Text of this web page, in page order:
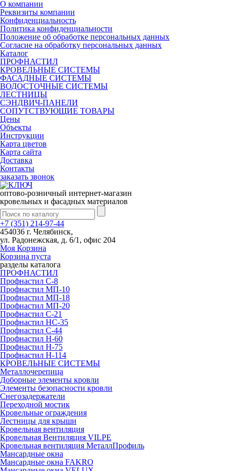
О компании
Реквизиты компании
Конфиденциальность
Политика конфиденциальности
Положение об обработке персональных данных
Согласие на обработку персональных данных
Каталог
ПРОФНАСТИЛ
КРОВЕЛЬНЫЕ СИСТЕМЫ
ФАСАДНЫЕ СИСТЕМЫ
ВОДОСТОЧНЫЕ СИСТЕМЫ
ЛЕСТНИЦЫ
СЭНДВИЧ-ПАНЕЛИ
СОПУТСТВУЮЩИЕ ТОВАРЫ
Цены
Объекты
Инструкции
Карта цветов
Карта сайта
Доставка
Контакты
заказать звонок
оптово-розничный интернет-магазин
кровельных и фасадных материалов
+7 (351) 214-97-44
454036 г. Челябинск,
ул. Радонежская, д. 6/1, офис 204
Моя Корзина
Корзина пуста
разделы каталога
ПРОФНАСТИЛ
Профнастил С-8
Профнастил МП-10
Профнастил МП-18
Профнастил МП-20
Профнастил С-21
Профнастил НС-35
Профнастил С-44
Профнастил Н-60
Профнастил Н-75
Профнастил Н-114
КРОВЕЛЬНЫЕ СИСТЕМЫ
Металлочерепица
Доборные элементы кровли
Элементы безопасности кровли
Снегозадержатели
Переходной мостик
Кровельные ограждения
Лестницы для крыши
Кровельная вентиляция
Кровельная Вентиляция VILPE
Кровельная вентиляция МеталлПрофиль
Мансардные окна
Мансардные окна FAKRO